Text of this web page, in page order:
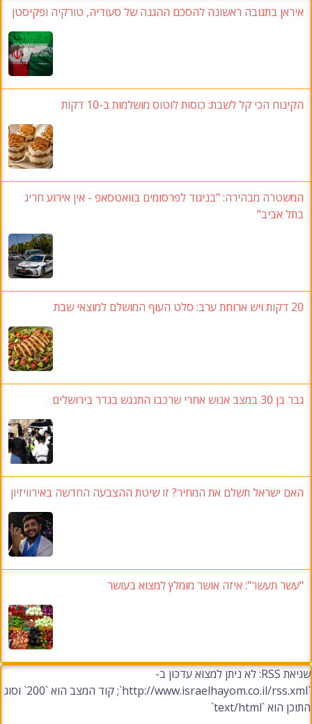
איראן בתגובה ראשונה להסכם ההגנה של סעודיה, טורקיה ופקיסטן
הקינוח הכי קל לשבת: כוסות לוטוס מושלמות ב-10 דקות
המשטרה מבהירה: "בניגוד לפרסומים בוואטסאפ - אין אירוע חריג
בתל אביב"
20 דקות ויש ארוחת ערב: סלט העוף המושלם למוצאי שבת
גבר בן 30 במצב אנוש אחרי שרכבו התנגש בגדר בירושלים
האם ישראל תשלם את המחיר? זו שיטת ההצבעה החדשה באירוויזיון
"עשר תעשר": איזה אושר מומלץ למצוא בעושר
שגיאת RSS: לא ניתן למצוא עדכון ב-
`http://www.israelhayom.co.il/rss.xml`; קוד המצב הוא `200` וסוג
התוכן הוא `text/html`